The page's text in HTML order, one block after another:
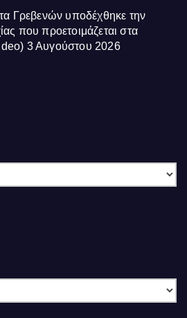
Γρεβενών υποδέχθηκε την
που προετοιμάζεται στα
3 Αυγούστου 2026